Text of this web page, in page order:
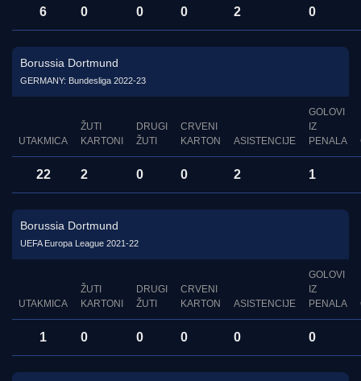
6 0 0 0 2 0
Borussia Dortmund
GERMANY: Bundesliga 2022-23
UTAKMICA
ŽUTI
KARTONI
DRUGI
ŽUTI
CRVENI
KARTON
ASISTENCIJE
GOLOVI
IZ
PENALA
22 2 0 0 2 1
Borussia Dortmund
UEFA Europa League 2021-22
UTAKMICA
ŽUTI
KARTONI
DRUGI
ŽUTI
CRVENI
KARTON
ASISTENCIJE
GOLOVI
IZ
PENALA
1 0 0 0 0 0